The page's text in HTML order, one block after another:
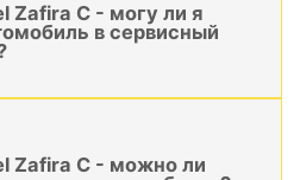
Zafira C - могу ли я
в сервисный
Zafira C - можно ли